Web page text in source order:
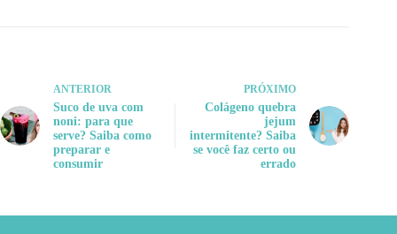
ANTERIOR
Suco de uva com
noni: para que
serve? Saiba como
preparar e
consumir
PRÓXIMO
Colágeno quebra
jejum
intermitente? Saiba
se você faz certo ou
errado